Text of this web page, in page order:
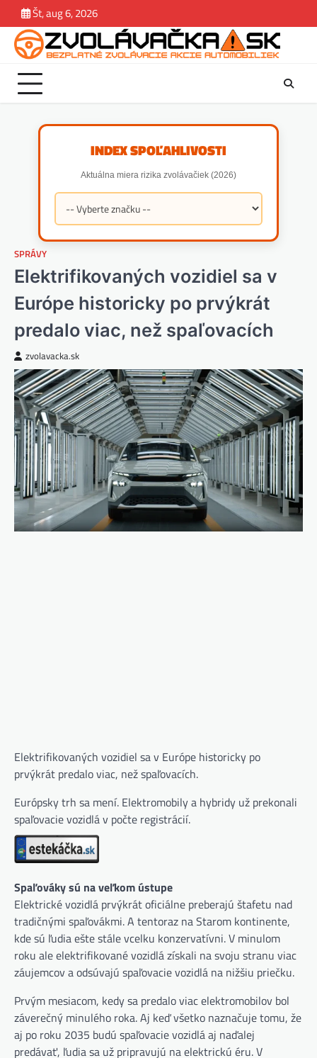
to
content
Št, aug 6, 2026
Rady.
Tipy
INDEX SPOĽAHLIVOSTI
Aktuálna miera rizika zvolávačiek (2026)
SPRÁVY
Elektrifikovaných vozidiel sa v
Európe historicky po prvýkrát
predalo viac, než spaľovacích
zvolavacka.sk
Elektrifikovaných vozidiel sa v Európe historicky po
prvýkrát predalo viac, než spaľovacích.
Európsky trh sa mení. Elektromobily a hybridy už prekonali
spaľovacie vozidlá v počte registrácií.
Spaľováky sú na veľkom ústupe
Elektrické vozidlá prvýkrát oficiálne preberajú štafetu nad
tradičnými spaľovákmi. A tentoraz na Starom kontinente,
kde sú ľudia ešte stále vcelku konzervatívni. V minulom
roku ale elektrifikované vozidlá získali na svoju stranu viac
záujemcov a odsúvajú spaľovacie vozidlá na nižšiu priečku.
Prvým mesiacom, kedy sa predalo viac elektromobilov bol
záverečný minulého roka. Aj keď všetko naznačuje tomu, že
aj po roku 2035 budú spaľovacie vozidlá aj naďalej
predávať, ľudia sa už pripravujú na elektrickú éru. V